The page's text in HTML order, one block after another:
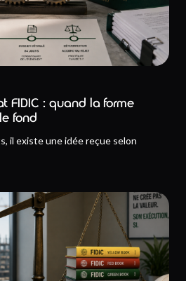
FIDIC : quand la forme
fond
il existe une idée reçue selon